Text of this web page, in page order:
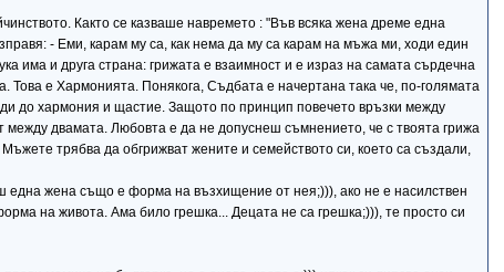
Както се казваше навремето : "Във всяка жена дреме една
- Еми, карам му са, как нема да му са карам на мъжа ми, ходи един
има и друга страна: грижата е взаимност и е израз на самата сърдечна
Това е Хармонията. Понякога, Съдбата е начертана така че, по-голямата
до хармония и щастие. Защото по принцип повечето връзки между
двамата. Любовта е да не допуснеш съмнението, че с твоята грижа
трябва да обгрижват жените и семейството си, което са създали,
една жена също е форма на възхищение от нея;))), ако не е насилствен
на живота. Ама било грешка... Децата не са грешка;))), те просто си